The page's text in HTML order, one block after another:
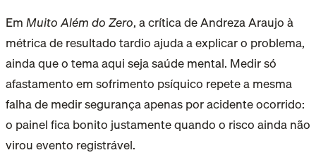
EmMuito Além do Zero, a crítica de Andreza Araujo à
métrica de resultado tardio ajuda a explicar o problema,
ainda que o tema aqui seja saúde mental. Medir só
afastamento em sofrimento psíquico repete a mesma
falha de medir segurança apenas por acidente ocorrido:
o painel fica bonito justamente quando o risco ainda não
virou evento registrável.